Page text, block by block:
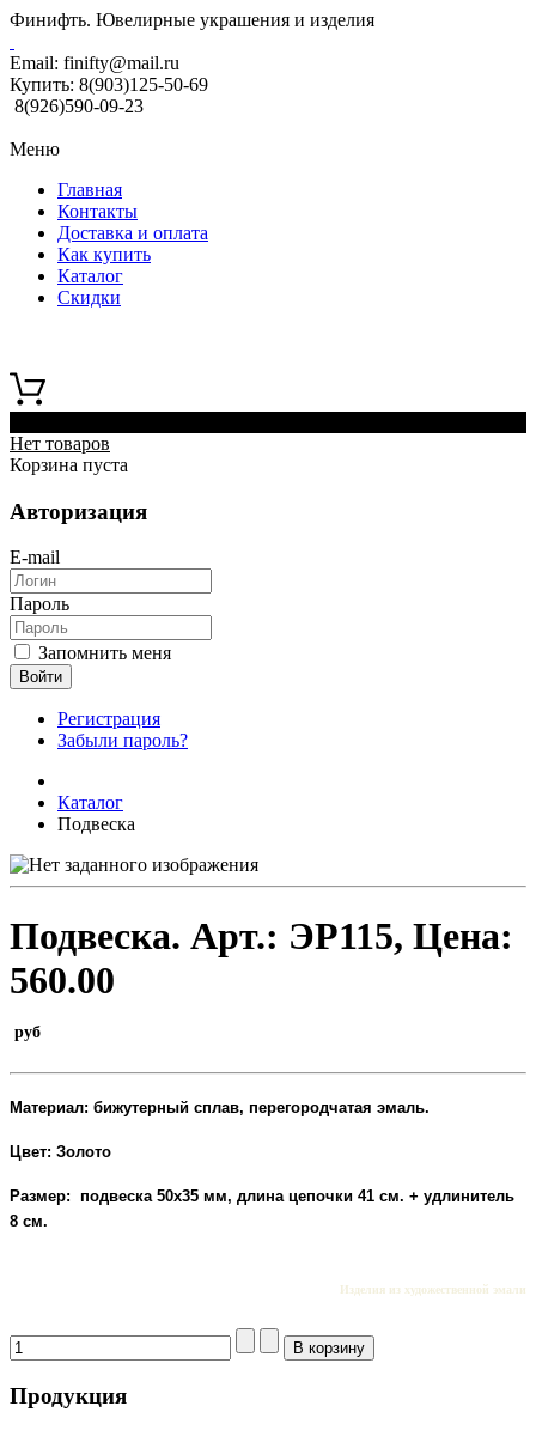
Финифть. Ювелирные украшения и изделия
Email: finifty@mail.ru
Купить: 8(903)125-50-69
8(926)590-09-23
Меню
Главная
Контакты
Доставка и оплата
Как купить
Каталог
Скидки
Нет товаров
Корзина пуста
Авторизация
E-mail
Пароль
Запомнить меня
Войти
Регистрация
Забыли пароль?
Каталог
Подвеска
Подвеска. Арт.: ЭР115, Цена:
560.00
руб
Материал: бижутерный сплав, перегородчатая эмаль.
Цвет: Золото
Размер: подвеска 50х35 мм, длина цепочки 41 см. + удлинитель
8 см.
Изделия из художественной эмали
Продукция